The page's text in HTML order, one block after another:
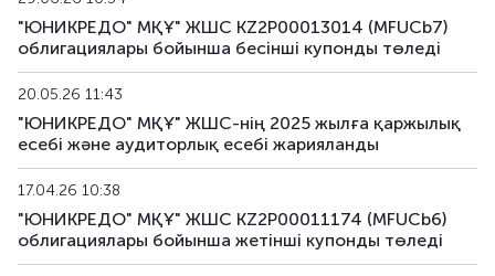
"ЮНИКРЕДО" МҚҰ" ЖШС KZ2P00013014 (MFUCb7)
облигациялары бойынша бесінші купонды төледі
20.05.26 11:43
"ЮНИКРЕДО" МҚҰ" ЖШС-нің 2025 жылға қаржылық
есебі және аудиторлық есебі жарияланды
17.04.26 10:38
"ЮНИКРЕДО" МҚҰ" ЖШС KZ2P00011174 (MFUCb6)
облигациялары бойынша жетiншi купонды төледі